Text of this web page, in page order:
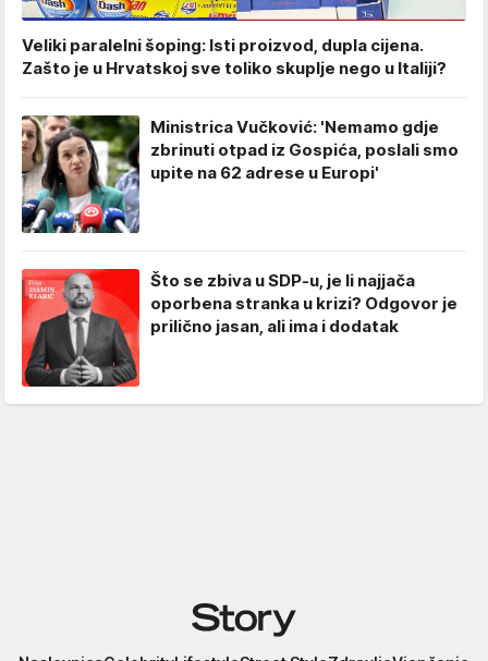
Veliki paralelni šoping: Isti proizvod, dupla cijena.
Zašto je u Hrvatskoj sve toliko skuplje nego u Italiji?
Ministrica Vučković: 'Nemamo gdje
zbrinuti otpad iz Gospića, poslali smo
upite na 62 adrese u Europi'
Što se zbiva u SDP-u, je li najjača
oporbena stranka u krizi? Odgovor je
prilično jasan, ali ima i dodatak